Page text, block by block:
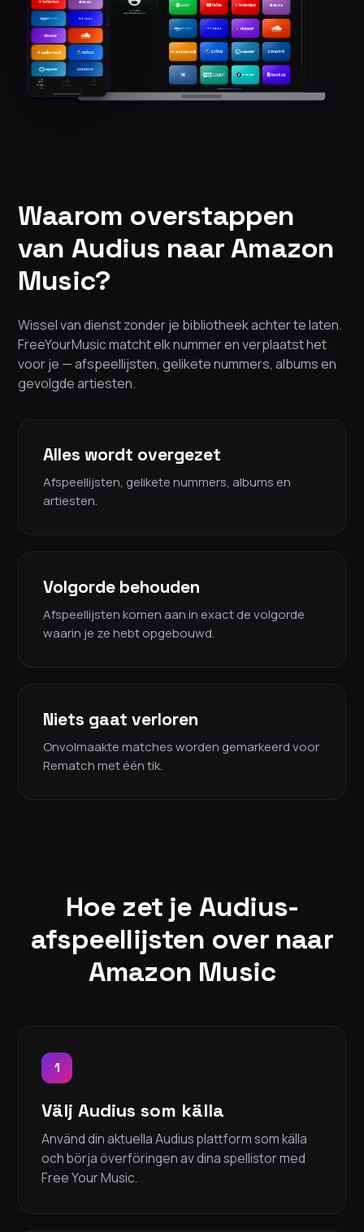
Waarom overstappen
van Audius naar Amazon
Music?
Wissel van dienst zonder je bibliotheek achter te laten.
FreeYourMusic matcht elk nummer en verplaatst het
voor je — afspeellijsten, gelikete nummers, albums en
gevolgde artiesten.
Alles wordt overgezet
Afspeellijsten, gelikete nummers, albums en
artiesten.
Volgorde behouden
Afspeellijsten komen aan in exact de volgorde
waarin je ze hebt opgebouwd.
Niets gaat verloren
Onvolmaakte matches worden gemarkeerd voor
Rematch met één tik.
Hoe zet je Audius-
afspeellijsten over naar
Amazon Music
1
Välj Audius som källa
Använd din aktuella Audius plattform som källa
och börja överföringen av dina spellistor med
Free Your Music.